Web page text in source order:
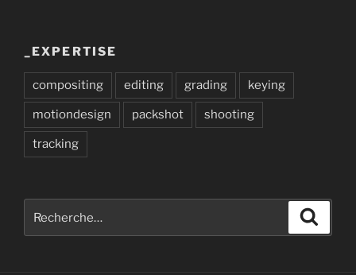
_EXPERTISE
compositing editing grading keying
motiondesign packshot shooting
tracking
pour